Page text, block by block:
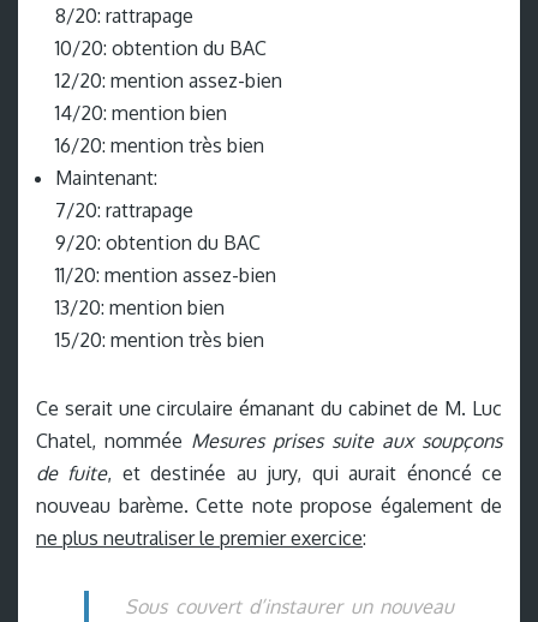
8/20: rattrapage
10/20: obtention du BAC
12/20: mention assez-bien
14/20: mention bien
16/20: mention très bien
Maintenant:
7/20: rattrapage
9/20: obtention du BAC
11/20: mention assez-bien
13/20: mention bien
15/20: mention très bien
Ce serait une circulaire émanant du cabinet de M. Luc
Chatel, nommée Mesures prises suite aux soupçons
de fuite, et destinée au jury, qui aurait énoncé ce
nouveau barème. Cette note propose également de
ne plus neutraliser le premier exercice:
Sous couvert d’instaurer un nouveau